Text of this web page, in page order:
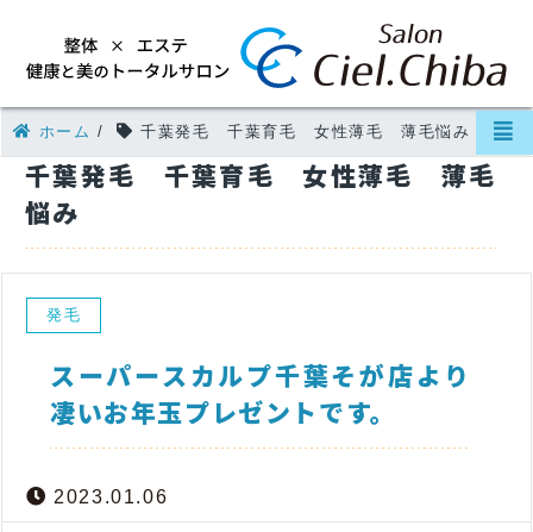
ホーム / 千葉発毛 千葉育毛 女性薄毛 薄毛悩み
千葉発毛 千葉育毛 女性薄毛 薄毛
悩み
発毛
スーパースカルプ千葉そが店より
凄いお年玉プレゼントです。
2023.01.06